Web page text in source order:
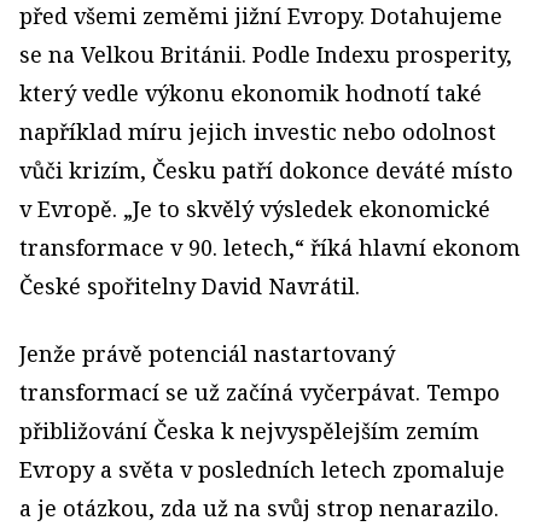
před všemi zeměmi jižní Evropy. Dotahujeme
se na Velkou Británii. Podle Indexu prosperity,
který vedle výkonu ekonomik hodnotí také
například míru jejich investic nebo odolnost
vůči krizím, Česku patří dokonce deváté místo
v Evropě. „Je to skvělý výsledek ekonomické
transformace v 90. letech,“ říká hlavní ekonom
České spořitelny David Navrátil.
Jenže právě potenciál nastartovaný
transformací se už začíná vyčerpávat. Tempo
přibližování Česka k nejvyspělejším zemím
Evropy a světa v posledních letech zpomaluje
a je otázkou, zda už na svůj strop nenarazilo.